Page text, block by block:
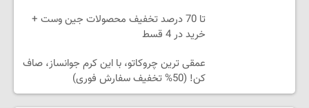
تا 70 درصد تخفیف محصولات جین وست +
خرید در 4 قسط
عمقی ترین چروکاتو، با این کرم جوانساز، صاف
کن! (50% تخفیف سفارش فوری)